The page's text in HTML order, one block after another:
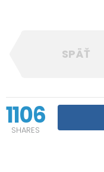
SPÄŤ
1106
SHARES